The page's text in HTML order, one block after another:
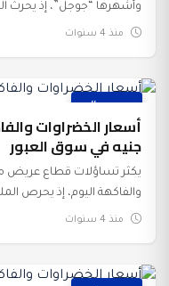
وأشهرها “جوجل”، إذ يحرث
منذ 4 سنوات
عرب وعالم
جنيه في سوق العبور
يكثر تساؤلات قطاع عريض
والفاكهة اليوم، إذ يحرص
منذ 4 سنوات